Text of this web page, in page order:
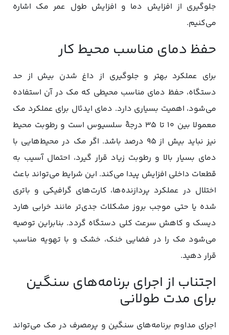
جلوگیری از افزایش دما و افزایش طول عمر مک اشاره
می‌کنیم.
حفظ دمای مناسب محیط کار
برای عملکرد بهتر و جلوگیری از داغ شدن بیش از حد
دستگاه، حفظ دمای مناسب محیطی که مک در آن استفاده
می‌شود، اهمیت بسیاری دارد. دمای ایدئال برای عملکرد مک
معمولا بین ۱۰ تا ۳۵ درجۀ سلسیوس است و رطوبت محیط
نیز نباید بیش از ۹۵ درصد باشد. اگر مک در محیط‌هایی با
دمای بسیار بالا و رطوبت زیاد قرار گیرد، احتمال آسیب به
قطعات داخلی افزایش پیدا می‌کند. این شرایط می‌تواند باعث
اختلال در عملکرد پردازنده‌ها، کارت‌های گرافیکی و باتری
شده یا حتی موجب بروز مشکلات جدی‌تر مانند خرابی هارد
دیسک و کاهش سرعت کلی دستگاه گردد. بنابراین توصیه
می‌شود مک را در فضایی خنک، خشک و با تهویه مناسب
قرار دهید.
اجتناب از اجرای برنامه‌های سنگین
برای مدت طولانی
اجرای مداوم برنامه‌های سنگین و پرمصرف در مک می‌تواند